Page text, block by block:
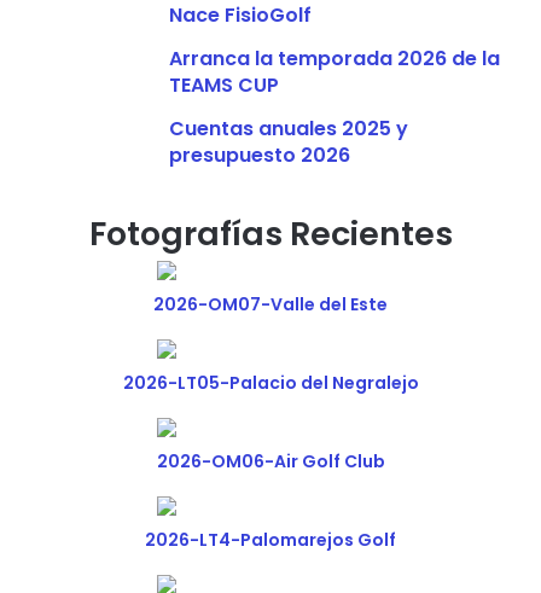
Nace FisioGolf
Arranca la temporada 2026 de la
TEAMS CUP
Cuentas anuales 2025 y
presupuesto 2026
Fotografías Recientes
2026-OM07-Valle del Este
2026-LT05-Palacio del Negralejo
2026-OM06-Air Golf Club
2026-LT4-Palomarejos Golf